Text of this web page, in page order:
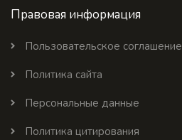
Правовая информация
Пользовательское соглашение
Политика сайта
Персональные данные
Политика цитирования